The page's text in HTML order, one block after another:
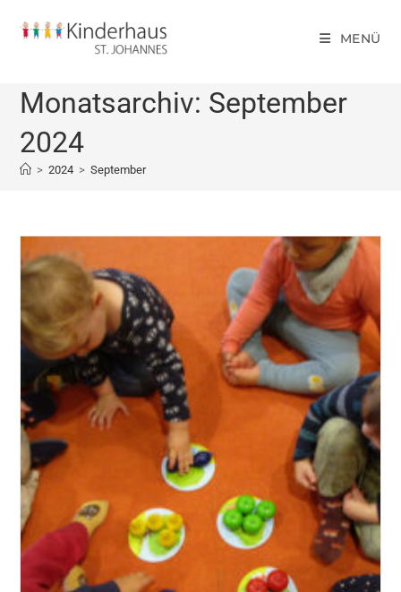
MENÜ
Monatsarchiv: September
2024
> 2024 > September